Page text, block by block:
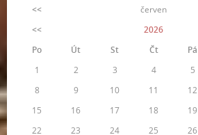
<< červen
<<
2026
Po
Út St Čt Pá
1
2 3 4 5
8
9 10 11 12
15
16 17 18 19
22
23 24 25 26